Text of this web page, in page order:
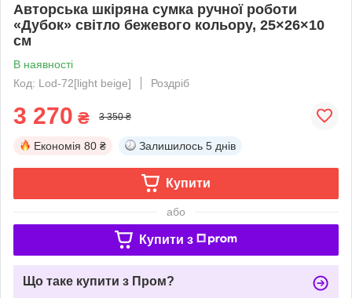
Авторська шкіряна сумка ручної роботи
«Дубок» світло бежевого кольору, 25×26×10
см
В наявності
Код: Lod-72[light beige]
Роздріб
3 270 ₴ 3 350 ₴
Економія 80 ₴ Залишилось 5 днів
Купити
або
Купити з
Що таке купити з Пром?